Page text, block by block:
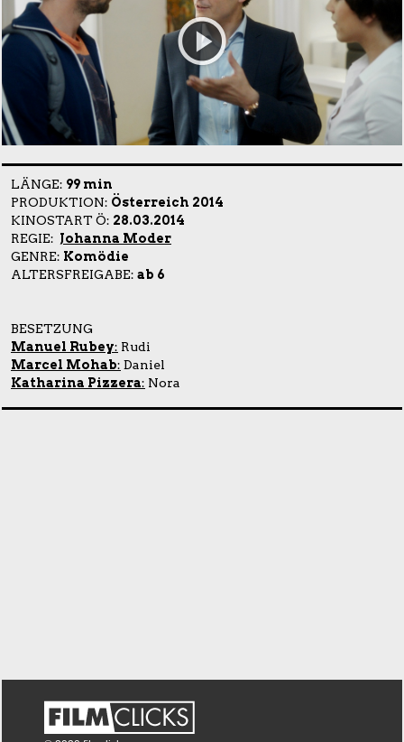
LÄNGE: 99 min
PRODUKTION: Österreich 2014
KINOSTART Ö: 28.03.2014
REGIE: Johanna Moder
GENRE: Komödie
ALTERSFREIGABE: ab 6
BESETZUNG
Manuel Rubey: Rudi
Marcel Mohab: Daniel
Katharina Pizzera: Nora